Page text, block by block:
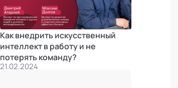
Как внедрить искусственный
интеллект в работу и не
потерять команду?
21.02.2024